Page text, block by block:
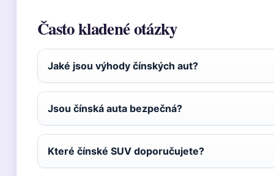
Často kladené otázky
Jaké jsou výhody čínských aut?
Jsou čínská auta bezpečná?
Které čínské SUV doporučujete?